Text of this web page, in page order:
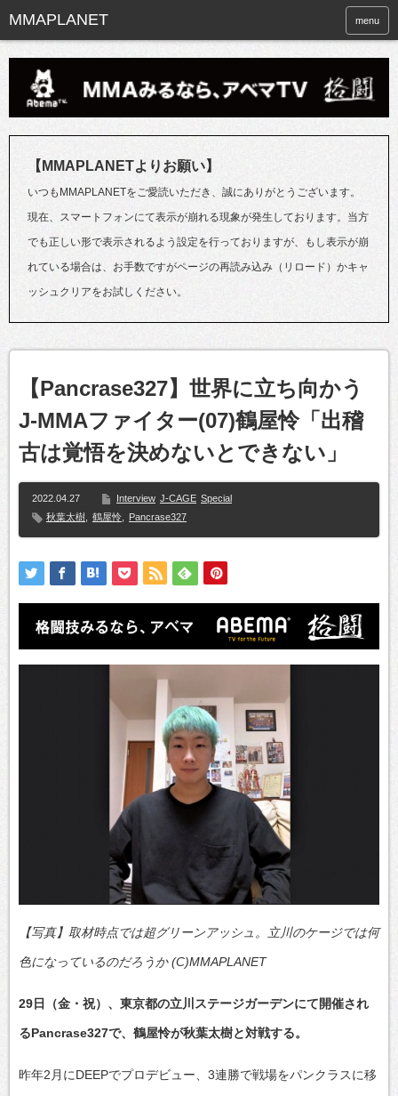
menu
【MMAPLANETよりお願い】
いつもMMAPLANETをご愛読いただき、誠にありがとうございます。
現在、スマートフォンにて表示が崩れる現象が発生しております。当方
でも正しい形で表示されるよう設定を行っておりますが、もし表示が崩
れている場合は、お手数ですがページの再読み込み（リロード）かキャ
ッシュクリアをお試しください。
【Pancrase327】世界に立ち向かう
J-MMAファイター(07)鶴屋怜「出稽
古は覚悟を決めないとできない」
2022.04.27 Interview J-CAGE Special
秋葉太樹
鶴屋怜 Pancrase327
【写真】取材時点では超グリーンアッシュ。立川のケージでは何
色になっているのだろうか (C)MMAPLANET
29日（金・祝）、東京都の立川ステージガーデンにて開催され
るPancrase327で、鶴屋怜が秋葉太樹と対戦する。
昨年2月にDEEPでプロデビュー、3連勝で戦場をパンクラスに移